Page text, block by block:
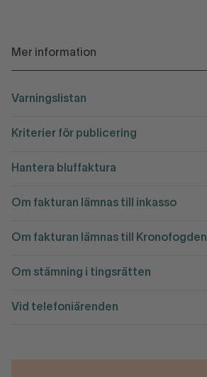
Mer information
Varningslistan
Kriterier för publicering
Hantera bluffaktura
Om fakturan lämnas till inkasso
Om fakturan lämnas till Kronofogden
Om stämning i tingsrätten
Vid telefoniärenden